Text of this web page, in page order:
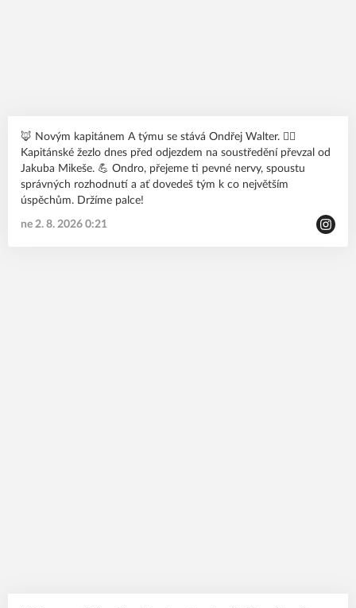
🦊 Novým kapitánem A týmu se stává Ondřej Walter. 🙋‍♂️
Kapitánské žezlo dnes před odjezdem na soustředění převzal od
Jakuba Mikeše. 💪 Ondro, přejeme ti pevné nervy, spoustu
správných rozhodnutí a ať dovedeš tým k co největším
úspěchům. Držíme palce!
ne 2. 8. 2026 0:21